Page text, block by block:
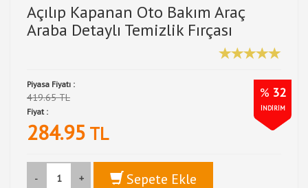
Açılıp Kapanan Oto Bakım Araç
Araba Detaylı Temizlik Fırçası
Piyasa Fiyatı :
419.65 TL % 32
İNDİRİM
Fiyat :
284.95 TL
- + Sepete Ekle